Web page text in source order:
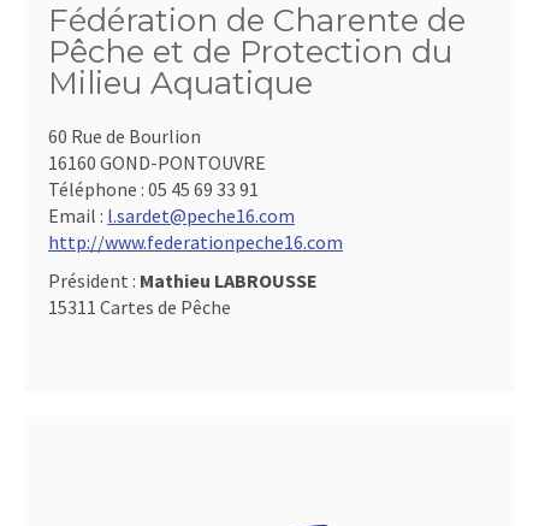
Fédération de Charente de
Pêche et de Protection du
Milieu Aquatique
60 Rue de Bourlion
16160 GOND-PONTOUVRE
Téléphone : 05 45 69 33 91
Email : l.sardet@peche16.com
http://www.federationpeche16.com
Président : Mathieu LABROUSSE
15311 Cartes de Pêche